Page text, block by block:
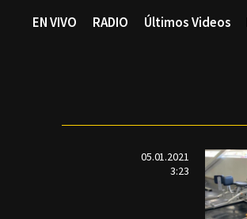
EN VIVO RADIO Últimos Videos
05.01.2021
3:23